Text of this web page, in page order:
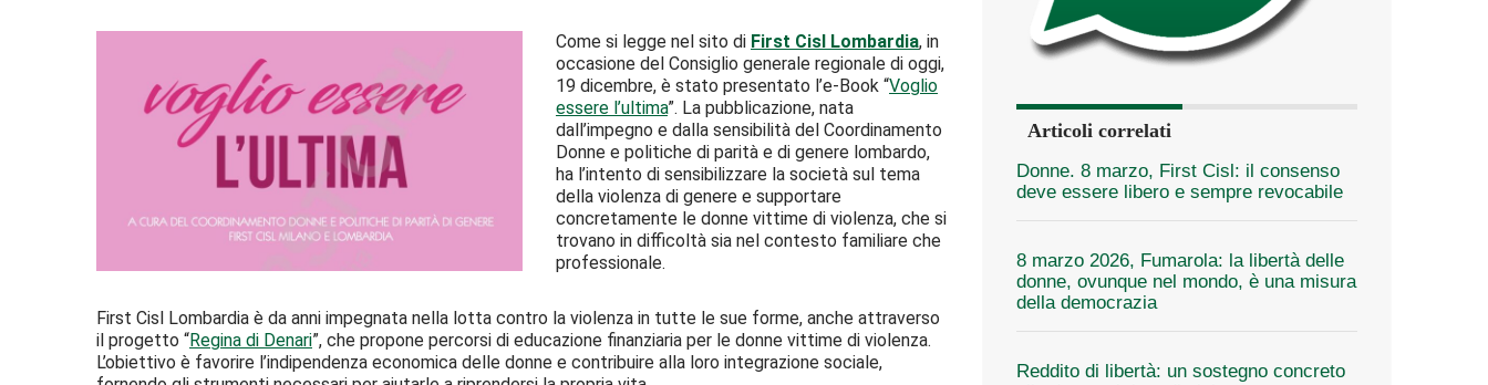
Come si legge nel sito di First Cisl Lombardia, in
occasione del Consiglio generale regionale di oggi,
19 dicembre, è stato presentato l’e-Book “Voglio
essere l’ultima”. La pubblicazione, nata
dall’impegno e dalla sensibilità del Coordinamento
Donne e politiche di parità e di genere lombardo,
ha l’intento di sensibilizzare la società sul tema
della violenza di genere e supportare
concretamente le donne vittime di violenza, che si
trovano in difficoltà sia nel contesto familiare che
professionale.
First Cisl Lombardia è da anni impegnata nella lotta contro la violenza in tutte le sue forme, anche attraverso
il progetto “Regina di Denari”, che propone percorsi di educazione finanziaria per le donne vittime di violenza.
L’obiettivo è favorire l’indipendenza economica delle donne e contribuire alla loro integrazione sociale,
Articoli correlati
Donne. 8 marzo, First Cisl: il consenso
deve essere libero e sempre revocabile
8 marzo 2026, Fumarola: la libertà delle
donne, ovunque nel mondo, è una misura
della democrazia
Reddito di libertà: un sostegno concreto